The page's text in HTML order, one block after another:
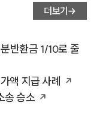
더보기
반환금 1/10로 줄
액 지급 사례
송 승소